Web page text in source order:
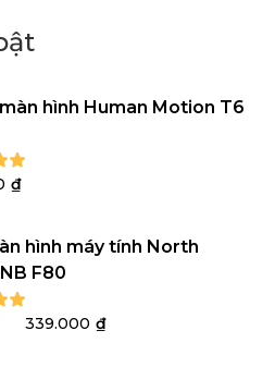
hình Human Motion T6
₫
hình máy tính North
F80
Giá
339.000 ₫Giá